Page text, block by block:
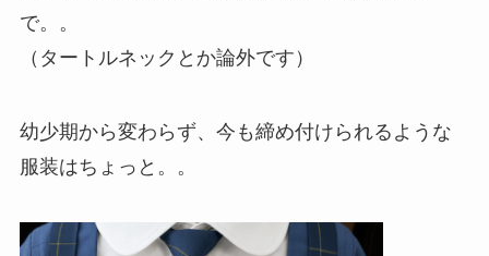
で。。
（タートルネックとか論外です）
幼少期から変わらず、今も締め付けられるような
服装はちょっと。。